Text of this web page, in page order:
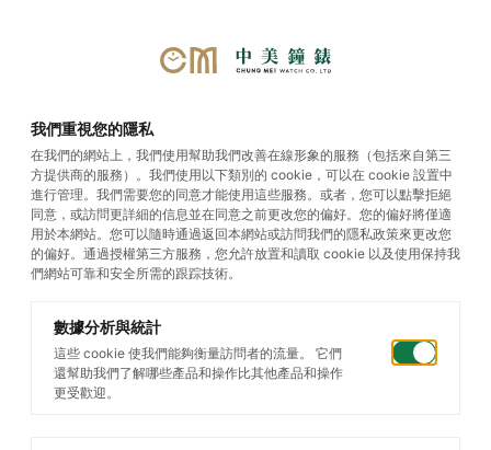
31/36/39/41 S&G
Black Bay 31/36/39/41 S&G
我們重視您的隱私
在我們的網站上，我們使用幫助我們改善在線形象的服務（包括來自第三
方提供商的服務）。我們使用以下類別的 cookie，可以在 cookie 設置中
進行管理。我們需要您的同意才能使用這些服務。或者，您可以點擊拒絕
同意，或訪問更詳細的信息並在同意之前更改您的偏好。您的偏好將僅適
用於本網站。您可以隨時通過返回本網站或訪問我們的隱私政策來更改您
的偏好。通過授權第三方服務，您允許放置和讀取 cookie 以及使用保持我
們網站可靠和安全所需的跟踪技術。
數據分析與統計
這些 cookie 使我們能夠衡量訪問者的流量。 它們
還幫助我們了解哪些產品和操作比其他產品和操作
更受歡迎。